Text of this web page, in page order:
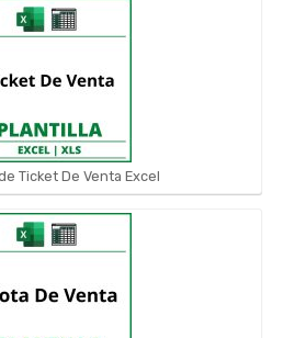
Ticket De Venta Excel